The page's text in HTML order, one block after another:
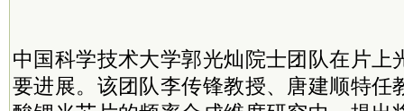
中国科学技术大学郭光灿院士团队在片上
要进展。该团队李传锋教授、唐建顺特任